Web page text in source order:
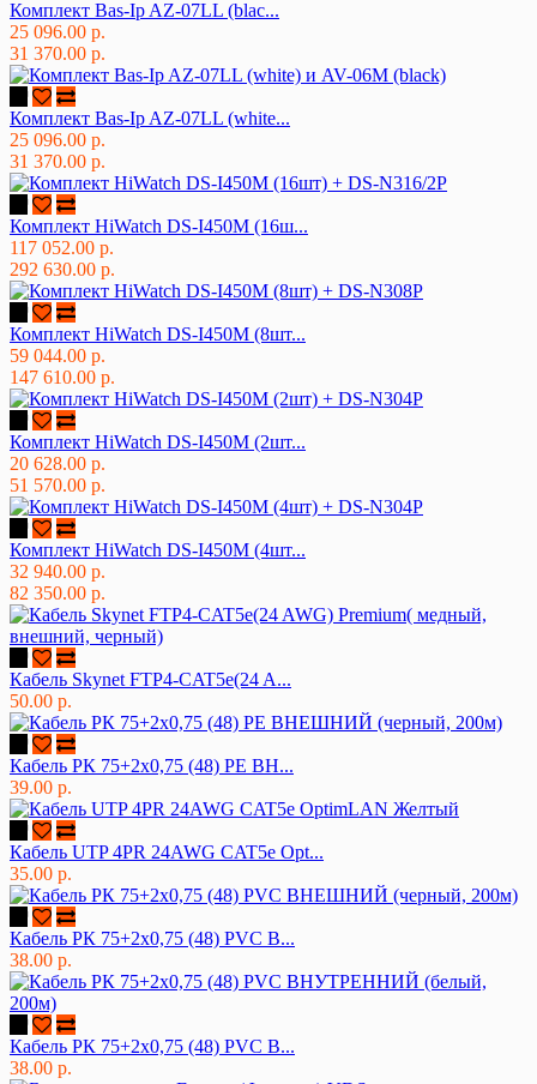
Комплект Bas-Ip AZ-07LL (blac...
25 096.00 р.
31 370.00 р.
Комплект Bas-Ip AZ-07LL (white...
25 096.00 р.
31 370.00 р.
Комплект HiWatch DS-I450M (16ш...
117 052.00 р.
292 630.00 р.
Комплект HiWatch DS-I450M (8шт...
59 044.00 р.
147 610.00 р.
Комплект HiWatch DS-I450M (2шт...
20 628.00 р.
51 570.00 р.
Комплект HiWatch DS-I450M (4шт...
32 940.00 р.
82 350.00 р.
Кабель Skynet FTP4-CAT5e(24 A...
50.00 р.
Кабель РК 75+2х0,75 (48) PE ВН...
39.00 р.
Кабель UTP 4PR 24AWG CAT5e Opt...
35.00 р.
Кабель РК 75+2х0,75 (48) PVC В...
38.00 р.
Кабель РК 75+2х0,75 (48) PVC В...
38.00 р.